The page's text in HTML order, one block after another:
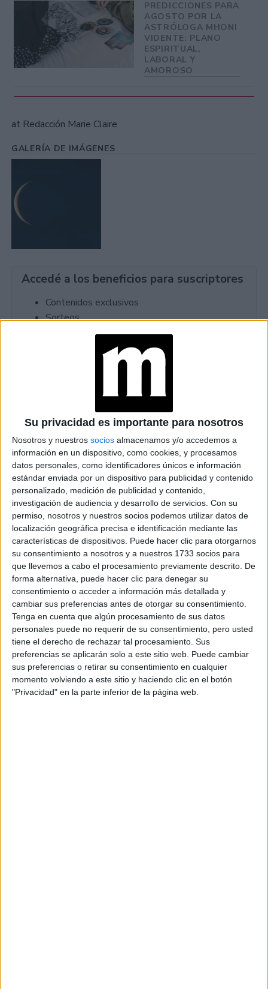
Su privacidad es importante para nosotros
Nosotros y nuestros socios almacenamos y/o accedemos a
información en un dispositivo, como cookies, y procesamos
datos personales, como identificadores únicos e información
estándar enviada por un dispositivo para publicidad y contenido
personalizado, medición de publicidad y contenido,
investigación de audiencia y desarrollo de servicios. Con su
permiso, nosotros y nuestros socios podemos utilizar datos de
localización geográfica precisa e identificación mediante las
características de dispositivos. Puede hacer clic para otorgarnos
su consentimiento a nosotros y a nuestros 1733 socios para
que llevemos a cabo el procesamiento previamente descrito. De
forma alternativa, puede hacer clic para denegar su
consentimiento o acceder a información más detallada y
cambiar sus preferencias antes de otorgar su consentimiento.
Tenga en cuenta que algún procesamiento de sus datos
personales puede no requerir de su consentimiento, pero usted
tiene el derecho de rechazar tal procesamiento. Sus
preferencias se aplicarán solo a este sitio web. Puede cambiar
sus preferencias o retirar su consentimiento en cualquier
momento volviendo a este sitio y haciendo clic en el botón
"Privacidad" en la parte inferior de la página web.
PREDICCIONES PARA
AGOSTO POR LA
ASTRÓLOGA MHONI
VIDENTE: PLANO
ESPIRITUAL,
LABORAL Y
AMOROSO
at Redacción Marie Claire
GALERÍA DE IMÁGENES
Accedé a los beneficios para suscriptores
Contenidos exclusivos
Sorteos
Descuentos en publicaciones
Participación en los eventos organizados por
Suscribite ahora
COMPARTÍ ESTA NOTA
EN ESTA NOTA
PERSONALIDAES: LUNA DE HOY CAPRICORNIO
TEMAS: SIGNOS ZODIACO
HOROSCOPO
PREDICCIONES
Comentarios